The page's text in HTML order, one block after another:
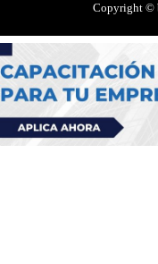
Copyright ©